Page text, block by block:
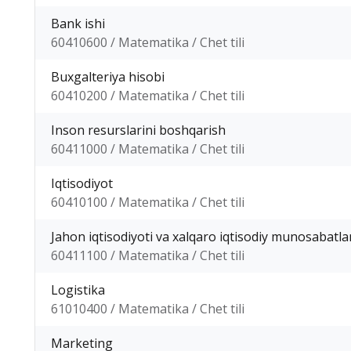
Bank ishi
60410600 / Matematika / Chet tili
Buxgalteriya hisobi
60410200 / Matematika / Chet tili
Inson resurslarini boshqarish
60411000 / Matematika / Chet tili
Iqtisodiyot
60410100 / Matematika / Chet tili
Jahon iqtisodiyoti va xalqaro iqtisodiy
60411100 / Matematika / Chet tili
Logistika
61010400 / Matematika / Chet tili
Marketing